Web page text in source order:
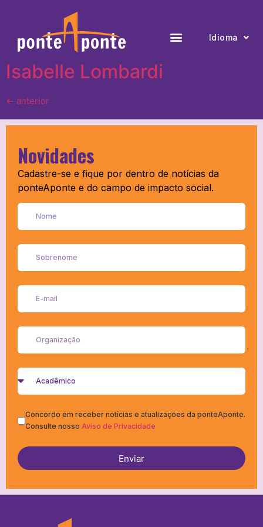
Idioma
Arquivos:
Colaboradores
Isabelle Lombardi
← anterior
Novidades
Cadastre-se e fique por dentro de notícias da
ponteAponte e do campo de impacto social.
Concordo em receber notícias e atualizações da ponteAponte.
Consulte nosso Aviso de Privacidade
Enviar